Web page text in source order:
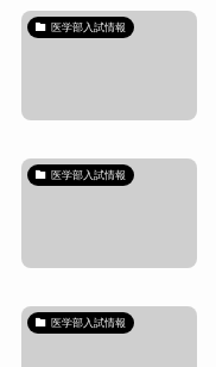
医学部入試情報
医学部入試情報
医学部入試情報